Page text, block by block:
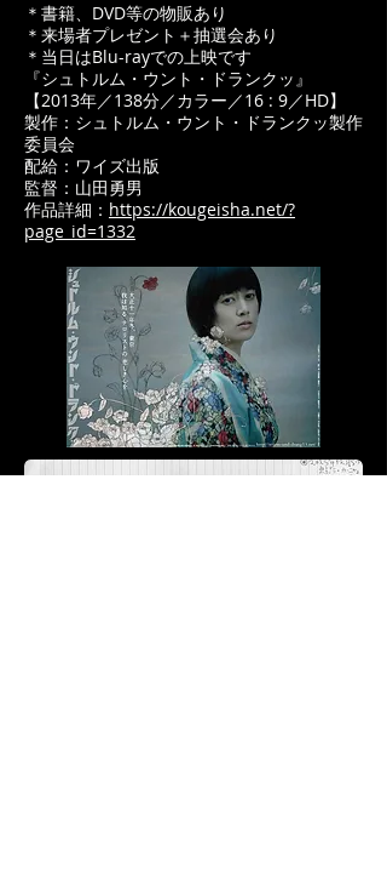
＊書籍、DVD等の物販あり
＊来場者プレゼント＋抽選会あり
＊当日はBlu-rayでの上映です
『シュトルム・ウント・ドランクッ』
【2013年／138分／カラー／16 : 9／HD】
製作：シュトルム・ウント・ドランクッ製作
委員会
配給：ワイズ出版
監督：山田勇男
作品詳細： https://kougeisha.net/?
page_id=1332